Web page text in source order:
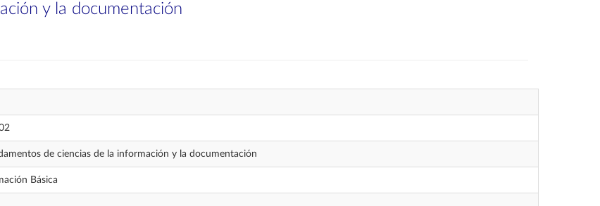
y la documentación
de ciencias de la información y la documentación
Básica